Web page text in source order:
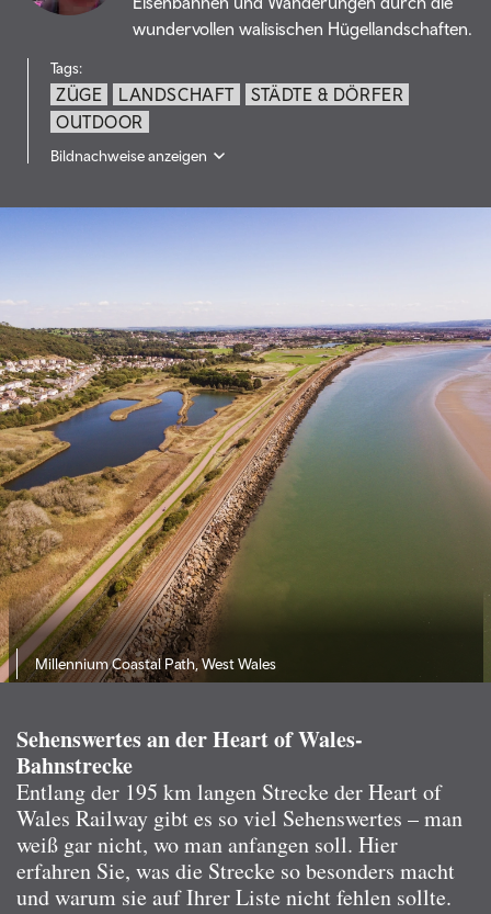
wundervollen walisischen Hügellandschaften.
Tags:
ZÜGE LANDSCHAFT
STÄDTE & DÖRFER
OUTDOOR
Bildnachweise anzeigen
Millennium Coastal Path, West Wales
Sehenswertes an der Heart of Wales-
Bahnstrecke
Entlang der 195 km langen Strecke der Heart of
Wales Railway gibt es so viel Sehenswertes – man
weiß gar nicht, wo man anfangen soll. Hier
erfahren Sie, was die Strecke so besonders macht
und warum sie auf Ihrer Liste nicht fehlen sollte.